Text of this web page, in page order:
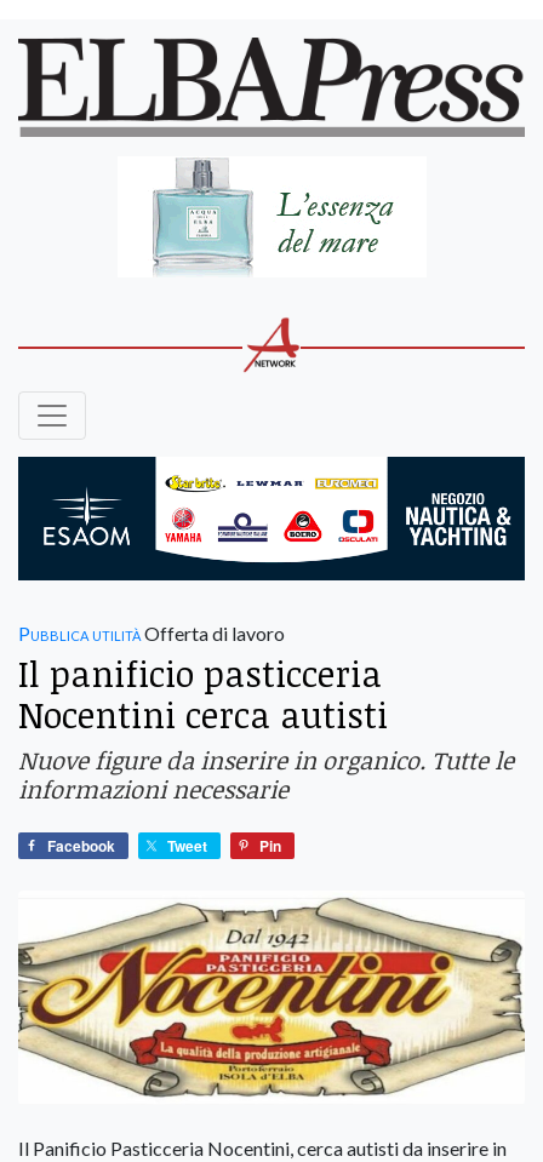
Pubblica utilitàOfferta di lavoro
Il panificio pasticceria
Nocentini cerca autisti
Nuove figure da inserire in organico. Tutte le
informazioni necessarie
Facebook Tweet Pin
Il Panificio Pasticceria Nocentini, cerca autisti da inserire in